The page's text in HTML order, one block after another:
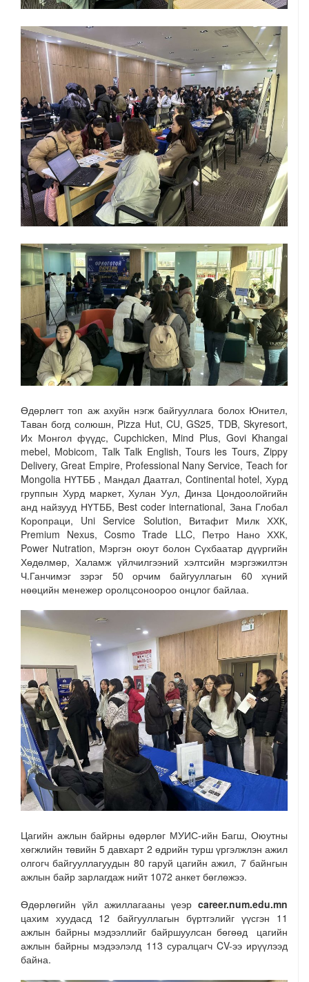
Өдөрлөгт топ аж ахуйн нэгж байгууллага болох Юнител,
Таван богд солюшн, Pizza Hut, CU, GS25, TDB, Skyresort,
Их Монгол фүүдс, Cupchicken, Mind Plus, Govi Khangai
mebel, Mobicom, Talk Talk English, Tours les Tours, Zippy
Delivery, Great Empire, Professional Nany Service, Teach for
Mongolia НҮТББ , Мандал Даатгал, Continental hotel, Хурд
группын Хурд маркет, Хулан Уул, Динза Цондоолойгийн
анд найзууд НҮТББ, Best coder international, Зана Глобал
Коропраци, Uni Service Solution, Витафит Милк ХХК,
Premium Nexus, Cosmo Trade LLC, Петро Нано ХХК,
Power Nutration, Мэргэн оюут болон Сүхбаатар дүүргийн
Хөдөлмөр, Халамж үйлчилгээний хэлтсийн мэргэжилтэн
Ч.Ганчимэг зэрэг 50 орчим байгууллагын 60 хүний
нөөцийн менежер оролцсоноороо онцлог байлаа.
Цагийн ажлын байрны өдөрлөг МУИС-ийн Багш, Оюутны
хөгжлийн төвийн 5 давхарт 2 өдрийн турш үргэлжлэн ажил
олгогч байгууллагуудын 80 гаруй цагийн ажил, 7 байнгын
ажлын байр зарлагдаж нийт 1072 анкет бөглөжээ.
Өдөрлөгийн үйл ажиллагааны үеэр career.num.edu.mn
цахим хуудасд 12 байгууллагын бүртгэлийг үүсгэн 11
ажлын байрны мэдээллийг байршуулсан бөгөөд цагийн
ажлын байрны мэдээлэлд 113 суралцагч CV-ээ ирүүлээд
байна.